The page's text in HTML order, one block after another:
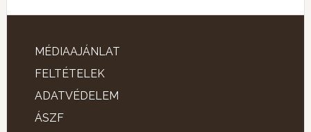
MÉDIAAJÁNLAT
FELTÉTELEK
ADATVÉDELEM
ÁSZF